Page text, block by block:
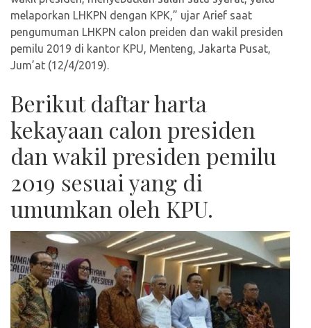
melaporkan LHKPN dengan KPK,” ujar Arief saat
pengumuman LHKPN calon preiden dan wakil presiden
pemilu 2019 di kantor KPU, Menteng, Jakarta Pusat,
Jum’at (12/4/2019).
Berikut daftar harta
kekayaan calon presiden
dan wakil presiden pemilu
2019 sesuai yang di
umumkan oleh KPU.